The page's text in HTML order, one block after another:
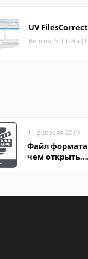
UV
Версия: 5.1 beta
11 февраля 2019
Файл формата
чем открыть,